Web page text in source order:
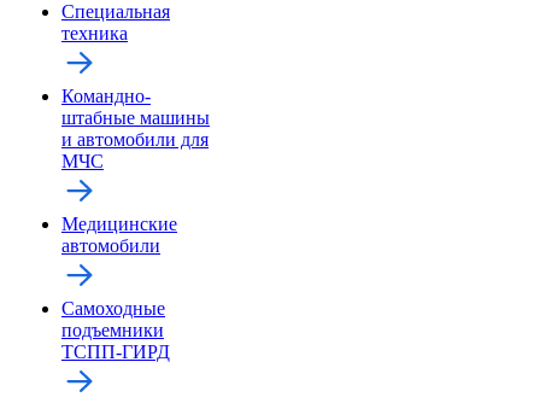
Специальная
техника
Командно-
штабные машины
и автомобили для
МЧС
Медицинские
автомобили
Самоходные
подъемники
ТСПП-ГИРД